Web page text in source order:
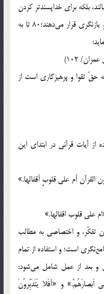
بلكه براى خداپسندتر كردن
اعمال خود، آنها را در معرض نقد و تذكّر و بازنگرى قرار مى‌دهند؛80 تا به
102)
حقّ تقوا و پرهيزگارى است از
آيات قرآنى در ابتداى اين
القرآن أم على قلوبٍ أقفالها.»
تفكّر، و اختصاصى به مطالب
است؛ و استفاده از تمام
و بعد از عمل شامل مى‌شود:
اَبصارَهُمْ.» و «أفَلا يَتَدَبِّروُنَ